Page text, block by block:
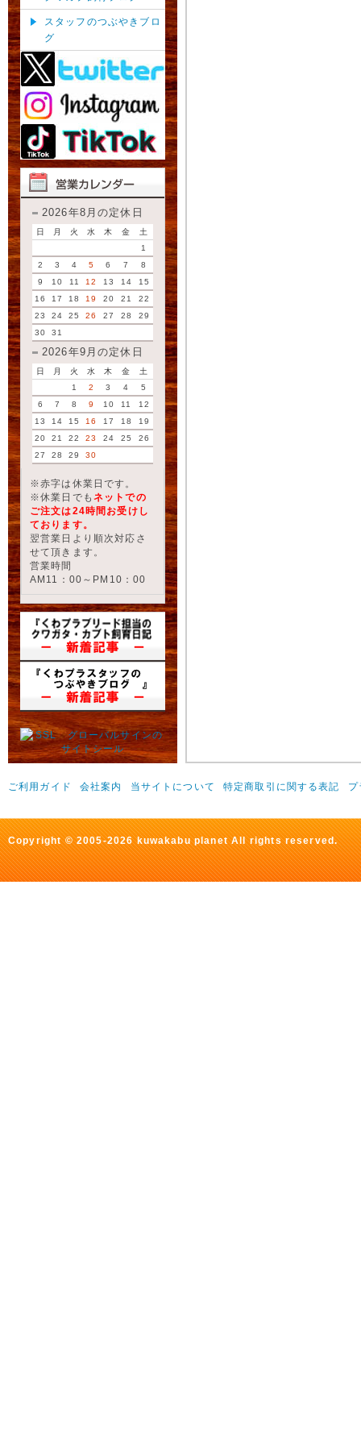
スタッフのつぶやきブロ
グ
2026年8月の定休日
日 月 火 水 木 金
土
1
2
3 4 5 6 7
8
9
10 11 12 13 14
15
16
17 18 19 20 21
22
23
24 25 26 27 28
29
30
31
2026年9月の定休日
日 月 火 水 木 金
土
1
2 3 4
5
6
7 8 9 10 11
12
13
14 15 16 17 18
19
20
21 22 23 24 25
26
27
28 29 30
※赤字は休業日です。
※休業日でも ネットでの
ご注文は24時間お受けし
ております。
翌営業日より順次対応さ
せて頂きます。
営業時間
AM11：00～PM10：00
ご利用ガイド 会社案内 当サイトについて 特定商取引に関する表記 プ
Copyright © 2005-2026 kuwakabu planet All rights reserved.